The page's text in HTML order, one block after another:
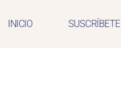
INICIO SUSCRÍBETE